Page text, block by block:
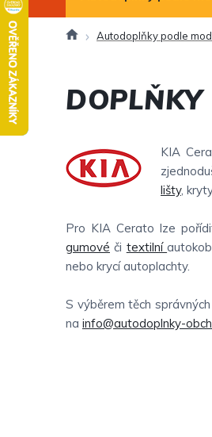
DomůAutodoplňky podle
DOPLŇKY
KIA
lišty,
Pro KIA Cerato lze
gumové či textilní
nebo krycí autoplachty.
S výběrem těch
na info@autodoplnky-